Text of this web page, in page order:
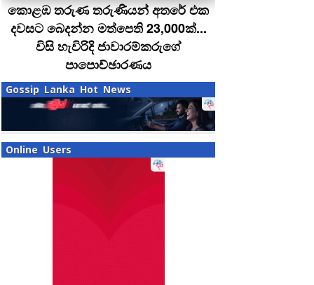
කොළඹ තරුණ තරුණියන් අතරේ එක
දවසට බෙදන්න මත්පෙති 23,000ක්...
විසි හැවිරිදි ජාවාරම්කරුගේ
පාපොච්ඡාරණය
Gossip Lanka Hot News
Online Users